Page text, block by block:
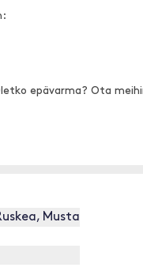
epävarma? Ota
Musta